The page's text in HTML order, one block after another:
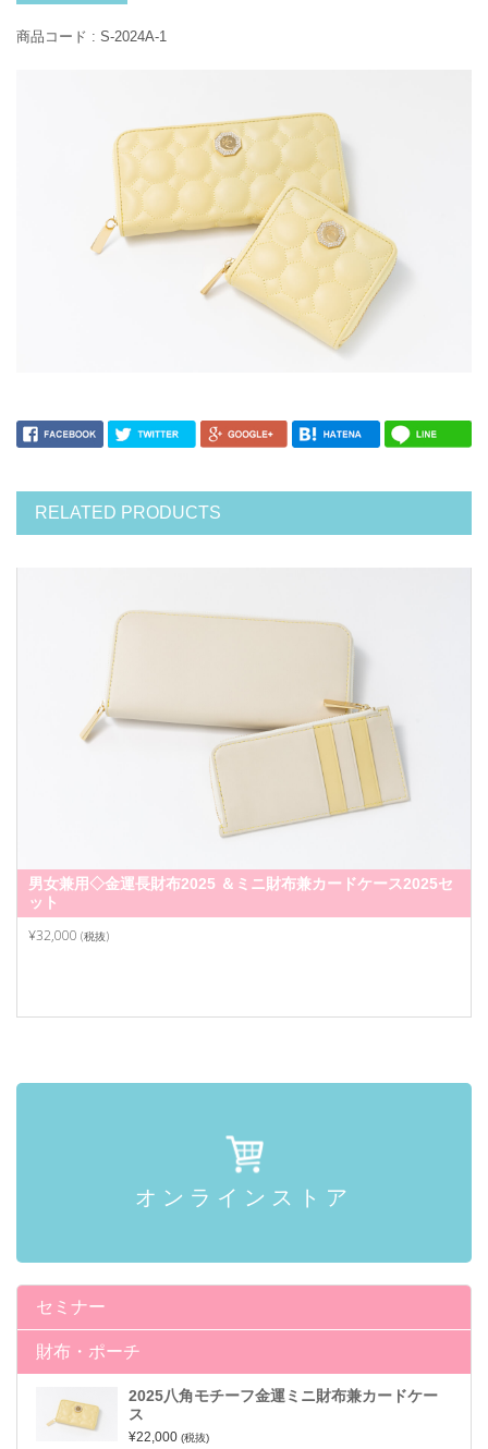
商品コード : S-2024A-1
RELATED PRODUCTS
男女兼用◇金運長財布2025 ＆ミニ財布兼カードケース2025セ
ット
¥32,000 (税抜)
オンラインストア
セミナー
財布・ポーチ
2025八角モチーフ金運ミニ財布兼カードケー
ス
¥22,000 (税抜)